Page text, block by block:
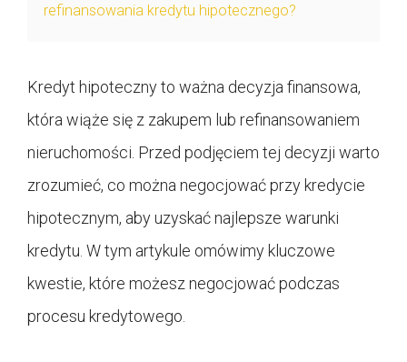
refinansowania kredytu hipotecznego?
Kredyt hipoteczny to ważna decyzja finansowa,
która wiąże się z zakupem lub refinansowaniem
nieruchomości. Przed podjęciem tej decyzji warto
zrozumieć, co można negocjować przy kredycie
hipotecznym, aby uzyskać najlepsze warunki
kredytu. W tym artykule omówimy kluczowe
kwestie, które możesz negocjować podczas
procesu kredytowego.